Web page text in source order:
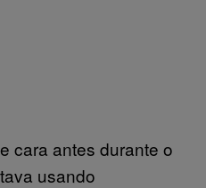
cara antes durante o
usando